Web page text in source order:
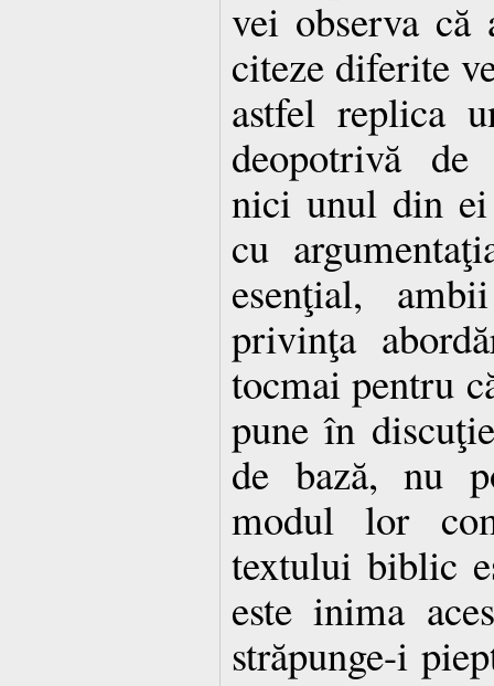
vei observa că
citeze diferite
astfel replica
deopotrivă de
nici unul din
cu
esenţial,
privinţa
tocmai pentru
pune în
de bază, nu
modul lor
textului biblic
este inima
străpunge-i